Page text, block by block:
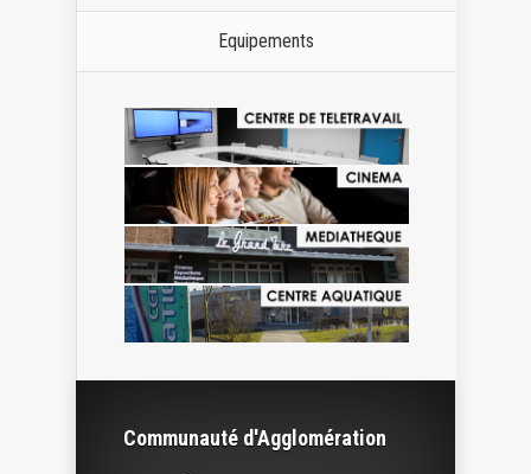
Equipements
Communauté d'Agglomération